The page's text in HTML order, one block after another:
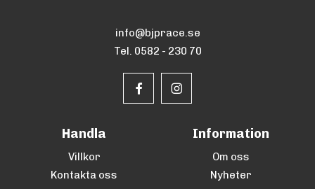
info@bjprace.se
Tel. 0582 - 230 70
Handla
Villkor
Kontakta oss
Information
Om oss
Nyheter